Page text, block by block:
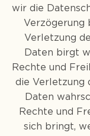
wir die
Verzögerung
Verletzung
Daten birgt
Rechte und
die Verletzung
Daten
Rechte und
sich bringt,